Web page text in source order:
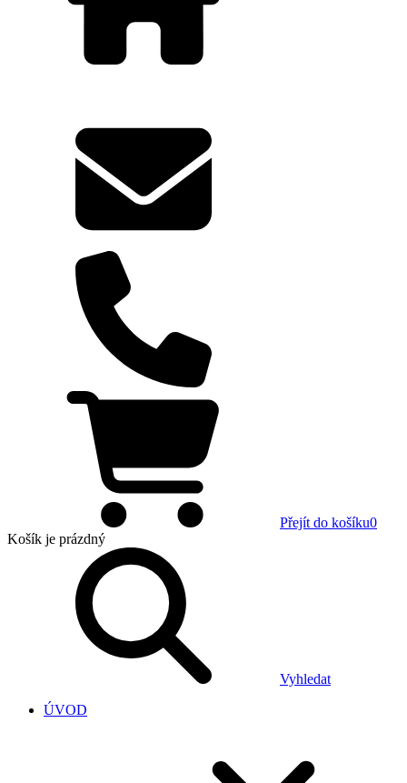
Přejít do košíku0
Košík je prázdný
Vyhledat
ÚVOD